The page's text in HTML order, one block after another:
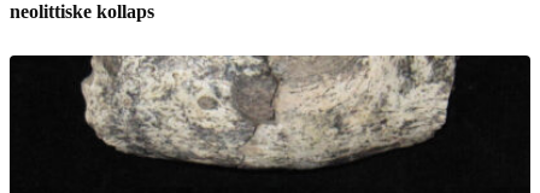
neolittiske kollaps